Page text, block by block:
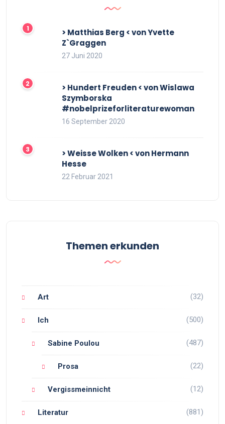
> Matthias Berg < von Yvette
Z`Graggen
27 Juni 2020
> Hundert Freuden < von Wislawa
Szymborska
#nobelprizeforliteraturewoman
16 September 2020
> Weisse Wolken < von Hermann
Hesse
22 Februar 2021
Themen erkunden
Art (32)
Ich (500)
Sabine Poulou (487)
Prosa (22)
Vergissmeinnicht (12)
Literatur (881)